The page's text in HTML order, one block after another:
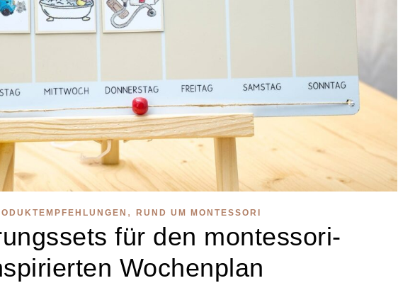
, RUND UM MONTESSORI
für den montessori-
Wochenplan